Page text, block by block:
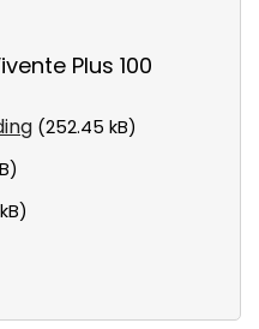
Plus 100
(252.45 kB)